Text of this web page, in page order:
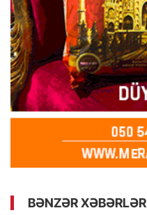
BƏNZƏR XƏBƏRLƏR